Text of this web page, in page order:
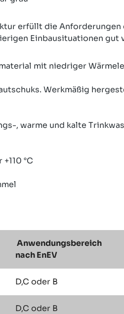
erfüllt die Anforderungen
Einbausituationen gut
mit niedriger
Werkmäßig
, warme und kalte
°C
Anwendungsbereich
nach EnEV
D,C oder B
D,C oder B